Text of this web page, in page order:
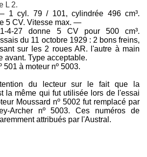
L 2.
1 cyl. 79 / 101, cylindrée 496 cm³.
5 CV. Vitesse max. —
4-27 donne 5 CV pour 500 cm³.
du 11 octobre 1929 : 2 bons freins,
sur les 2 roues AR. l'autre à main
avant. Type acceptable.
501 à moteur nº 5003.
du lecteur sur le fait que la
la même qui fut utilisée lors de l'essai
Moussard nº 5002 fut remplacé par
Archer nº 5003. Ces numéros de
attribués par l'Austral.